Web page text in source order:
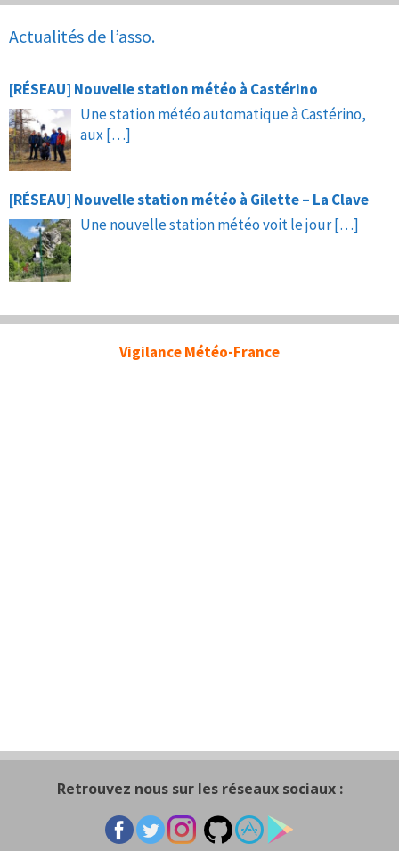
Actualités de l’asso.
[RÉSEAU] Nouvelle station météo à Castérino
Une station météo automatique à Castérino,
aux […]
[RÉSEAU] Nouvelle station météo à Gilette – La Clave
Une nouvelle station météo voit le jour[…]
Vigilance Météo-France
Retrouvez nous sur les réseaux sociaux :